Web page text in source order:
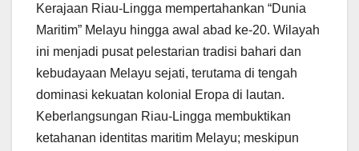
Kerajaan Riau-Lingga mempertahankan “Dunia
Maritim” Melayu hingga awal abad ke-20. Wilayah
ini menjadi pusat pelestarian tradisi bahari dan
kebudayaan Melayu sejati, terutama di tengah
dominasi kekuatan kolonial Eropa di lautan.
Keberlangsungan Riau-Lingga membuktikan
ketahanan identitas maritim Melayu; meskipun